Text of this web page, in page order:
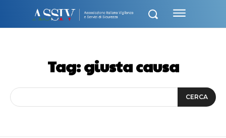
Tag:giusta causa
CERCA